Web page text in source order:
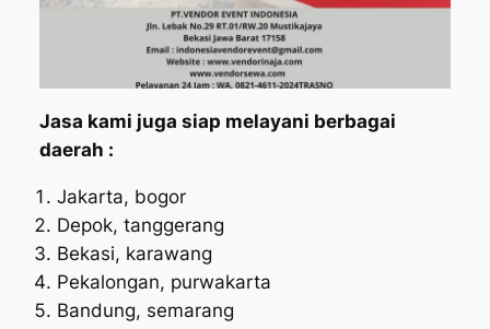
Jasa kami juga siap melayani berbagai
daerah :
Jakarta, bogor
Depok, tanggerang
Bekasi, karawang
Pekalongan, purwakarta
Bandung, semarang